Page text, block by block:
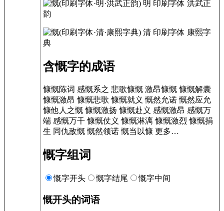
明 印刷字体 洪武正
韵
清 印刷字体 康熙字
典
含慨字的成语
慷慨陈词 感慨系之 悲歌慷慨 激昂慷慨 慷慨解囊
慷慨激昂 慷慨悲歌 慷慨就义 慨然允诺 慨然应允
慷他人之慨 慷慨激扬 慷慨赴义 感慨激昂 感慨万
端 感慨万千 慷慨仗义 慷慨淋漓 慷慨激烈 慷慨捐
生 同仇敌慨 慨然领诺 慨当以慷 更多…
慨字组词
慨字开头 慨字结尾 慨字中间
慨开头的词语